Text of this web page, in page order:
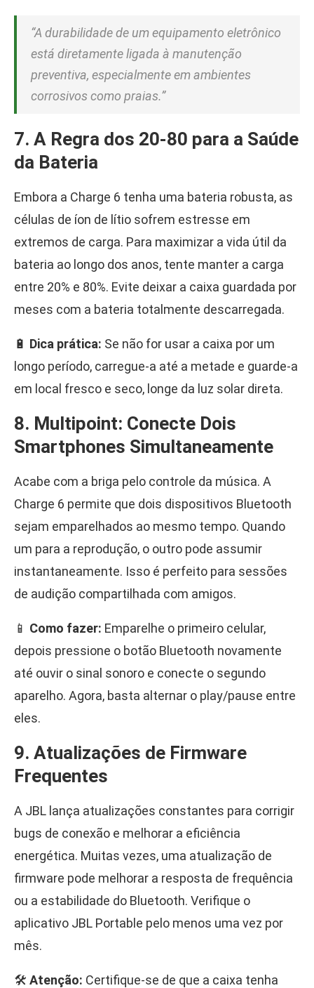
“A durabilidade de um equipamento eletrônico
está diretamente ligada à manutenção
preventiva, especialmente em ambientes
corrosivos como praias.”
7. A Regra dos 20-80 para a Saúde
da Bateria
Embora a Charge 6 tenha uma bateria robusta, as
células de íon de lítio sofrem estresse em
extremos de carga. Para maximizar a vida útil da
bateria ao longo dos anos, tente manter a carga
entre 20% e 80%. Evite deixar a caixa guardada por
meses com a bateria totalmente descarregada.
🔋 Dica prática: Se não for usar a caixa por um
longo período, carregue-a até a metade e guarde-a
em local fresco e seco, longe da luz solar direta.
8. Multipoint: Conecte Dois
Smartphones Simultaneamente
Acabe com a briga pelo controle da música. A
Charge 6 permite que dois dispositivos Bluetooth
sejam emparelhados ao mesmo tempo. Quando
um para a reprodução, o outro pode assumir
instantaneamente. Isso é perfeito para sessões
de audição compartilhada com amigos.
📱 Como fazer: Emparelhe o primeiro celular,
depois pressione o botão Bluetooth novamente
até ouvir o sinal sonoro e conecte o segundo
aparelho. Agora, basta alternar o play/pause entre
eles.
9. Atualizações de Firmware
Frequentes
A JBL lança atualizações constantes para corrigir
bugs de conexão e melhorar a eficiência
energética. Muitas vezes, uma atualização de
firmware pode melhorar a resposta de frequência
ou a estabilidade do Bluetooth. Verifique o
aplicativo JBL Portable pelo menos uma vez por
mês.
🛠️ Atenção: Certifique-se de que a caixa tenha